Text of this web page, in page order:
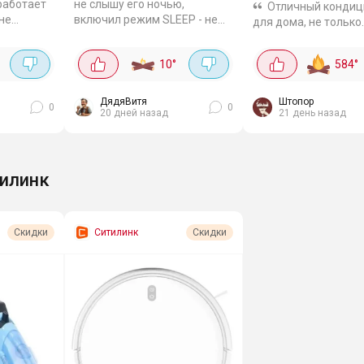
что для
Класс
0
не слышу его ночью,
включил режим SLEEP - не
комфортная. Турбо-режим -
огонь! Пришел с работы, а в
квартире духота. Нажал...
10°
ДядяВитя
20 дней назад
0
Отличный
для дома, не только
воздух. Сплит-
лампой, мощность 9
Обслуживаемая
584°
Штопор
21 день назад
Скидки Ситилинк Скидки